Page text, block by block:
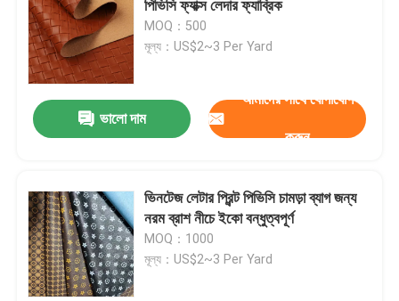
পিভিসি ফ্যাক্স লেদার ফ্যাব্রিক
MOQ：500
মূল্য：US$2~3 Per Yard
ভালো দাম
আমাদের সাথে যোগাযোগ
করুন
ভিনটেজ লেটার প্রিন্ট পিভিসি চামড়া ব্যাগ জন্য
নরম ব্রাশ নীচে ইকো বন্ধুত্বপূর্ণ
MOQ：1000
মূল্য：US$2~3 Per Yard